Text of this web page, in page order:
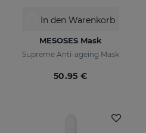
In den Warenkorb
MESOSES Mask
Supreme Anti-ageing Mask
50.95 €